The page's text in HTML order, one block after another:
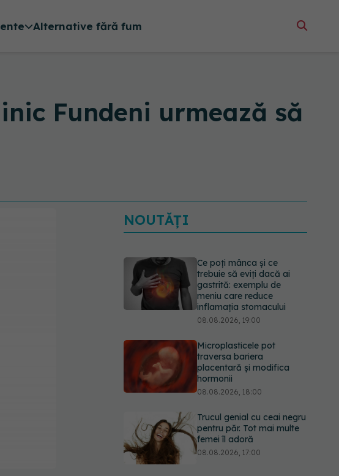
Alternative fără fum
Fundeni urmează să
NOUTĂȚI
Ce poți mânca și ce
trebuie să eviți dacă ai
gastrită: exemplu de
meniu care reduce
inflamația stomacului
08.08.2026, 19:00
Microplasticele pot
traversa bariera
placentară și modifica
hormonii
08.08.2026, 18:00
Trucul genial cu ceai negru
pentru păr. Tot mai multe
femei îl adoră
08.08.2026, 17:00